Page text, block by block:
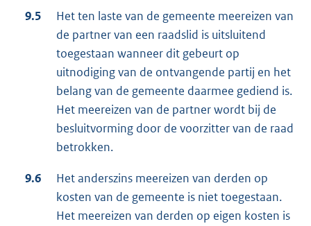
9.5
Het ten laste van de gemeente meereizen van
de partner van een raadslid is uitsluitend
toegestaan wanneer dit gebeurt op
uitnodiging van de ontvangende partij en het
belang van de gemeente daarmee gediend is.
Het meereizen van de partner wordt bij de
besluitvorming door de voorzitter van de raad
betrokken.
9.6
Het anderszins meereizen van derden op
kosten van de gemeente is niet toegestaan.
Het meereizen van derden op eigen kosten is